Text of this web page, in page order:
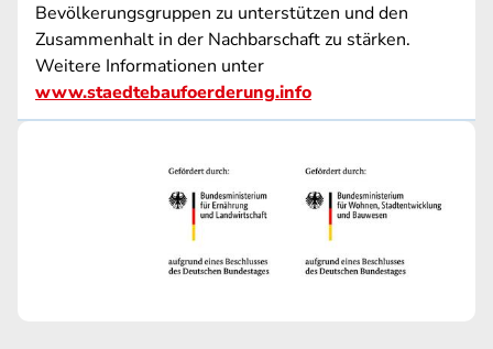
Bevölkerungsgruppen zu unterstützen und den
Zusammenhalt in der Nachbarschaft zu stärken.
Weitere Informationen unter
www.staedtebaufoerderung.info